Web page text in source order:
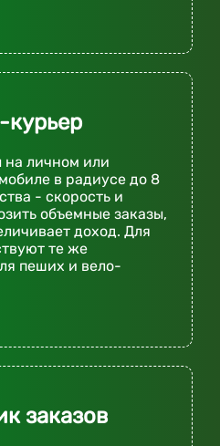
курьер
на личном или
в радиусе до 8
- скорость и
объемные заказы,
доход. Для
те же
пеших и вело-
заказов